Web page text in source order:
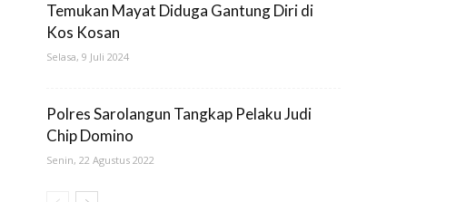
Temukan Mayat Diduga Gantung Diri di
Kos Kosan
Selasa, 9 Juli 2024
Polres Sarolangun Tangkap Pelaku Judi
Chip Domino
Senin, 22 Agustus 2022